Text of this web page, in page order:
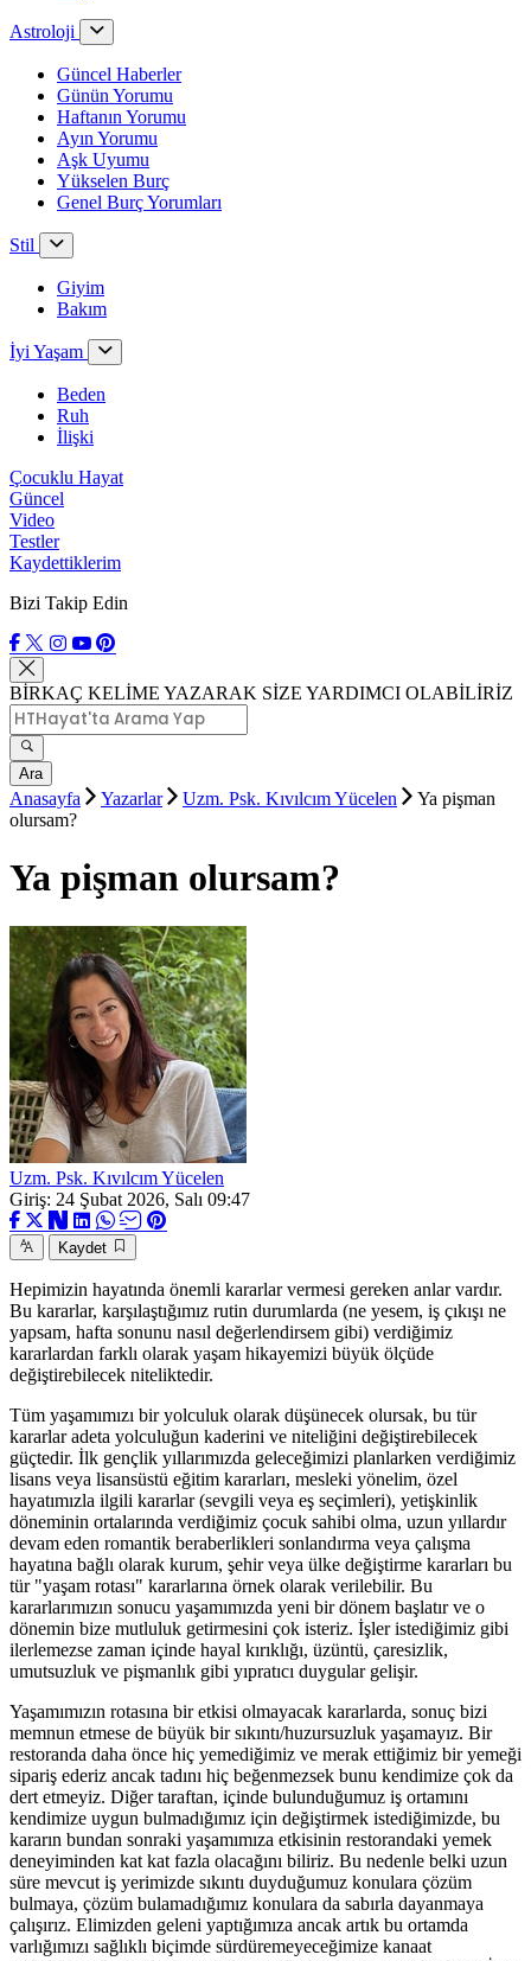
Astroloji
Güncel Haberler
Günün Yorumu
Haftanın Yorumu
Ayın Yorumu
Aşk Uyumu
Yükselen Burç
Genel Burç Yorumları
Stil
Giyim
Bakım
İyi Yaşam
Beden
Ruh
İlişki
Çocuklu Hayat
Güncel
Video
Testler
Kaydettiklerim
Bizi Takip Edin
BİRKAÇ KELİME YAZARAK SİZE YARDIMCI OLABİLİRİZ
Ara
Anasayfa Yazarlar Uzm. Psk. Kıvılcım Yücelen
Ya pişman
olursam?
Ya pişman olursam?
Uzm. Psk. Kıvılcım Yücelen
Giriş: 24 Şubat 2026, Salı 09:47
Kaydet
Hepimizin hayatında önemli kararlar vermesi gereken anlar vardır.
Bu kararlar, karşılaştığımız rutin durumlarda (ne yesem, iş çıkışı ne
yapsam, hafta sonunu nasıl değerlendirsem gibi) verdiğimiz
kararlardan farklı olarak yaşam hikayemizi büyük ölçüde
değiştirebilecek niteliktedir.
Tüm yaşamımızı bir yolculuk olarak düşünecek olursak, bu tür
kararlar adeta yolculuğun kaderini ve niteliğini değiştirebilecek
güçtedir. İlk gençlik yıllarımızda geleceğimizi planlarken verdiğimiz
lisans veya lisansüstü eğitim kararları, mesleki yönelim, özel
hayatımızla ilgili kararlar (sevgili veya eş seçimleri), yetişkinlik
döneminin ortalarında verdiğimiz çocuk sahibi olma, uzun yıllardır
devam eden romantik beraberlikleri sonlandırma veya çalışma
hayatına bağlı olarak kurum, şehir veya ülke değiştirme kararları bu
tür "yaşam rotası" kararlarına örnek olarak verilebilir. Bu
kararlarımızın sonucu yaşamımızda yeni bir dönem başlatır ve o
dönemin bize mutluluk getirmesini çok isteriz. İşler istediğimiz gibi
ilerlemezse zaman içinde hayal kırıklığı, üzüntü, çaresizlik,
umutsuzluk ve pişmanlık gibi yıpratıcı duygular gelişir.
Yaşamımızın rotasına bir etkisi olmayacak kararlarda, sonuç bizi
memnun etmese de büyük bir sıkıntı/huzursuzluk yaşamayız. Bir
restoranda daha önce hiç yemediğimiz ve merak ettiğimiz bir yemeği
sipariş ederiz ancak tadını hiç beğenmezsek bunu kendimize çok da
dert etmeyiz. Diğer taraftan, içinde bulunduğumuz iş ortamını
kendimize uygun bulmadığımız için değiştirmek istediğimizde, bu
kararın bundan sonraki yaşamımıza etkisinin restorandaki yemek
deneyiminden kat kat fazla olacağını biliriz. Bu nedenle belki uzun
süre mevcut iş yerimizde sıkıntı duyduğumuz konulara çözüm
bulmaya, çözüm bulamadığımız konulara da sabırla dayanmaya
çalışırız. Elimizden geleni yaptığımıza ancak artık bu ortamda
varlığımızı sağlıklı biçimde sürdüremeyeceğimize kanaat